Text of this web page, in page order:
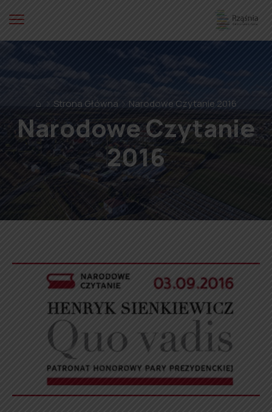
⌂ Strona Główna Narodowe Czytanie 2016
Narodowe Czytanie
2016